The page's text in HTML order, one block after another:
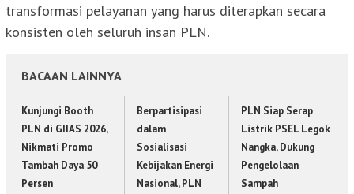
transformasi pelayanan yang harus diterapkan secara
konsisten oleh seluruh insan PLN.
BACAAN LAINNYA
Kunjungi Booth
PLN di GIIAS 2026,
Nikmati Promo
Tambah Daya 50
Persen
Berpartisipasi
dalam
Sosialisasi
Kebijakan Energi
Nasional, PLN
PLN Siap Serap
Listrik PSEL Legok
Nangka, Dukung
Pengelolaan
Sampah